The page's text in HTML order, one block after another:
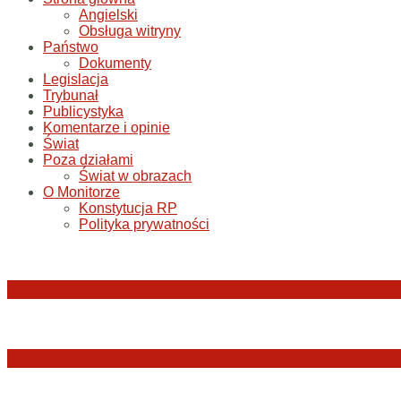
Angielski
Obsługa witryny
Państwo
Dokumenty
Legislacja
Trybunał
Publicystyka
Komentarze i opinie
Świat
Poza działami
Świat w obrazach
O Monitorze
Konstytucja RP
Polityka prywatności